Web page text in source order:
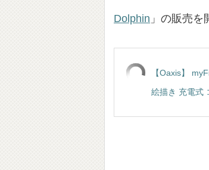
Dolphin 」の販売を
【Oaxis】
絵描き 充電式